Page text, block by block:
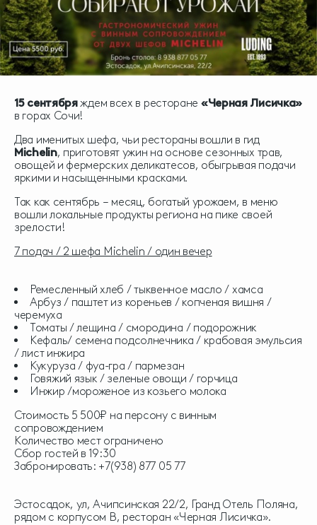
15 сентябряждем всех в ресторане «Черная Лисичка»
в горах Сочи!
Два именитых шефа, чьи рестораны вошли в гид
Michelin, приготовят ужин на основе сезонных трав,
овощей и фермерских деликатесов, обыгрывая подачи
яркими и насыщенными красками.
Так как сентябрь – месяц, богатый урожаем, в меню
вошли локальные продукты региона на пике своей
зрелости!
7 подач / 2 шефа Michelin / один вечер
Ремесленный хлеб / тыквенное масло / хамса
Арбуз / паштет из кореньев / копченая вишня /
черемуха
Томаты / лещина / смородина / подорожник
Кефаль/ семена подсолнечника / крабовая эмульсия
/ лист инжира
Кукуруза / фуа-гра / пармезан
Говяжий язык / зеленые овощи / горчица
Инжир /мороженое из козьего молока
Стоимость 5 500₽ на персону с винным
сопровождением
Количество мест ограничено
Сбор гостей в 19:30
Забронировать: +7(938) 877 05 77
Эстосадок, ул, Ачипсинская 22/2, Гранд Отель Поляна,
рядом с корпусом В, ресторан «Черная Лисичка».